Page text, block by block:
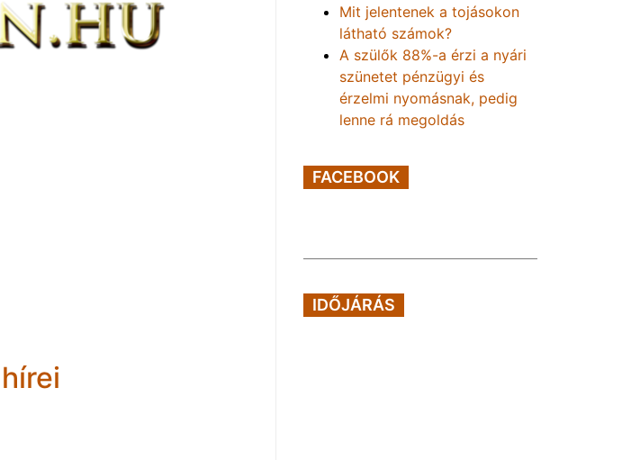
Mit jelentenek a tojásokon
látható számok?
A szülők 88%-a érzi a nyári
szünetet pénzügyi és
érzelmi nyomásnak, pedig
lenne rá megoldás
FACEBOOK
IDŐJÁRÁS